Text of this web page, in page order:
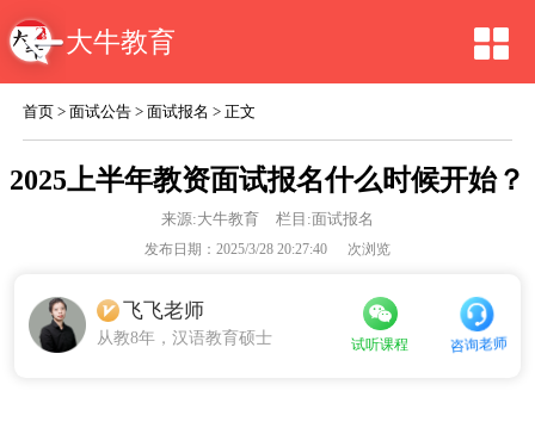
大牛教育
首页 >面试公告 >面试报名 > 正文
2025上半年教资面试报名什么时候开始？
来源:大牛教育 栏目:面试报名
发布日期：2025/3/28 20:27:40 次浏览
飞飞老师
从教8年，汉语教育硕士 试听课程 咨询老师